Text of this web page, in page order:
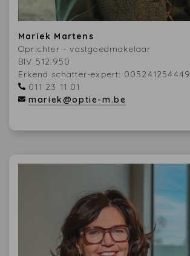
Mariek Martens
Oprichter - vastgoedmakelaar
BIV 512.950
Erkend schatter-expert: 005241254449
011 23 11 01
mariek@optie-m.be